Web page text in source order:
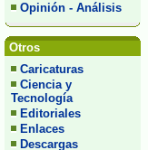
Opinión - Análisis
Otros
Caricaturas
Ciencia y
Tecnología
Editoriales
Enlaces
Descargas